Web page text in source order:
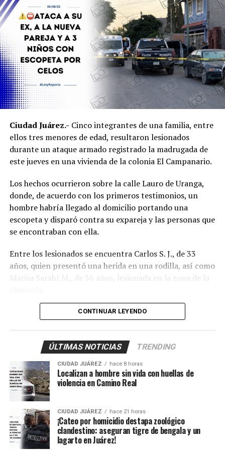
indicios, entre ellos rastros hemáticos , los cuales
quedaron bajo resguardo para su análisis e integración a
la carpeta de investigación.
Personal de la Procuraduría Federal de Protección al
Ambiente acudió al sitio para hacerse cargo del
resguardo y atención de los ejemplares de fauna
silvestre.
Público mientras continúan las investigaciones para
esclarecer el homicidio y determinar la posible
participación de más personas.
Ciudad Juárez.- Cinco integrantes de una familia, entre
ellos tres menores de edad, resultaron lesionados
durante un ataque armado registrado la madrugada de
este jueves en una vivienda de la colonia El Campanario.
Los hechos ocurrieron sobre la calle Lauro de Uranga,
donde, de acuerdo con los primeros testimonios, un
hombre habría llegado al domicilio portando una
escopeta y disparó contra su expareja y las personas que
se encontraban con ella.
Entre los lesionados se encuentra Carlos S. J., de 33
años, quien presentó una herida en una rodilla, así como
Marisa Sarahí M., de 36 años, lesionada en la zona de la
También fueron atendidos Damián, de 14 años; Ana, de
11, y Sarahí, de 9 años, quienes presentaron lesiones
El probable responsable fue identificado como Abraham
B., de 38 años, expareja de la mujer y presunto padre de
los menores, de acuerdo con información
proporcionada por un mando policiaco.
Agentes ministeriales acudieron al lugar para procesar
la escena, recabar evidencias e iniciar la búsqueda del
presunto agresor, quien hasta el momento no ha sido
CONTINUAR LEYENDO
ÚLTIMAS NOTICIAS TRENDING
CIUDAD JUÁREZ hace 8 horas
Localizan a hombre sin vida con huellas de
violencia en Camino Real
CIUDAD JUÁREZ hace 21 horas
¡Cateo por homicidio destapa zoológico
clandestino: aseguran tigre de bengala y un
lagarto en Juárez!